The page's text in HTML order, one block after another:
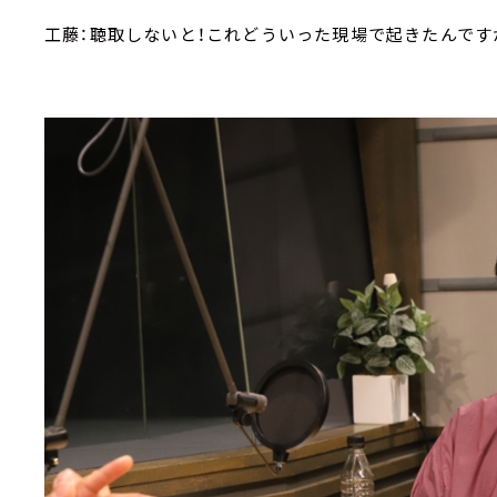
工藤：聴取しないと！これどういった現場で起きたんです